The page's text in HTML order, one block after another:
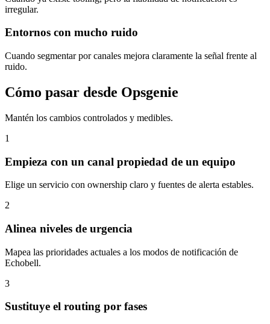
irregular.
Entornos con mucho ruido
Cuando segmentar por canales mejora claramente la señal frente al
ruido.
Cómo pasar desde Opsgenie
Mantén los cambios controlados y medibles.
1
Empieza con un canal propiedad de un equipo
Elige un servicio con ownership claro y fuentes de alerta estables.
2
Alinea niveles de urgencia
Mapea las prioridades actuales a los modos de notificación de
Echobell.
3
Sustituye el routing por fases